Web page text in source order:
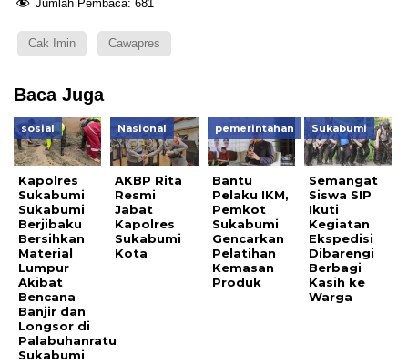
Jumlah Pembaca: 681
Cak Imin Cawapres
Baca Juga
sosial
Kapolres
Sukabumi
Sukabumi
Berjibaku
Bersihkan
Material
Lumpur
Akibat
Bencana
Banjir dan
Longsor di
Palabuhanratu
Sukabumi
Nasional
AKBP Rita
Resmi
Jabat
Kapolres
Sukabumi
Kota
pemerintahan
Bantu
Pelaku IKM,
Pemkot
Sukabumi
Gencarkan
Pelatihan
Kemasan
Produk
Sukabumi
Semangat
Siswa SIP
Ikuti
Kegiatan
Ekspedisi
Dibarengi
Berbagi
Kasih ke
Warga